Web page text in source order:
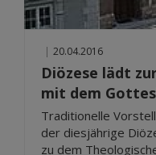
| 20.04.2016
Diözese lädt
mit dem
Traditionelle
der diesjährige
zu dem